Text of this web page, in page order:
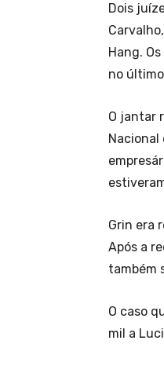
Dois
Hang.
no
O jantar
Grin era
Após a
também
O caso
mil a